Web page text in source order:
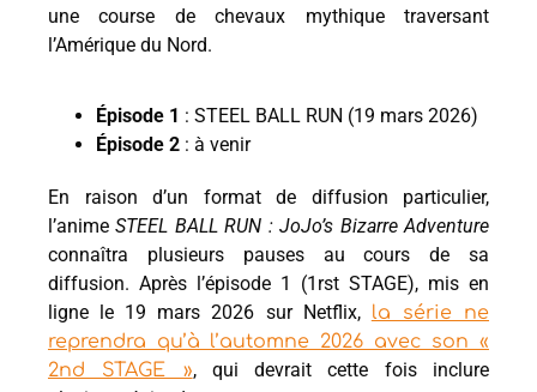
une course de chevaux mythique traversant
l’Amérique du Nord.
Épisode 1 : STEEL BALL RUN (19 mars 2026)
Épisode 2 : à venir
En raison d’un format de diffusion particulier,
l’animeSTEEL BALL RUN : JoJo’s Bizarre Adventure
connaîtra plusieurs pauses au cours de sa
diffusion. Après l’épisode 1 (1rst STAGE), mis en
ligne le 19 mars 2026 sur Netflix, la série ne
reprendra qu’à l’automne 2026 avec son «
2nd STAGE », qui devrait cette fois inclure